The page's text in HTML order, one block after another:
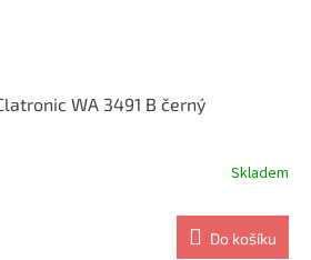
WA 3491 B černý
Skladem
Do košíku